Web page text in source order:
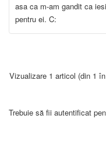
asa ca m-am gandit ca
pentru ei. C:
Vizualizare 1 articol (din 1
Trebuie să fii autentificat